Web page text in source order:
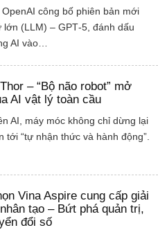
công bố phiên bản mới
(LLM) – GPT‑5, đánh dấu
AI vào…
– “Bộ não robot” mở
AI vật lý toàn cầu
AI, máy móc không chỉ dừng lại
tới “tự nhận thức và hành động”.
Vina Aspire cung cấp giải
tạo – Bứt phá quản trị,
đổi số